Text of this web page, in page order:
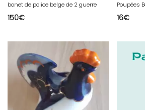
bonet de police belge de 2 guerre
150€
Poupées
16€